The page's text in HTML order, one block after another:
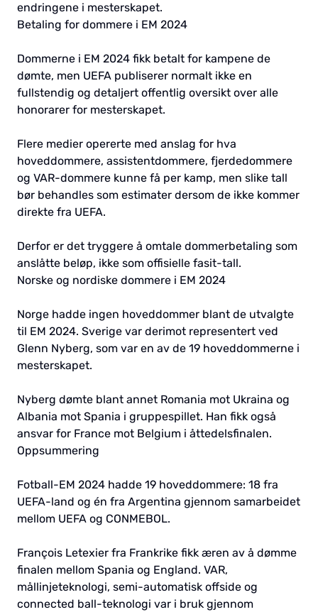
endringene i mesterskapet.
Betaling for dommere i EM 2024
Dommerne i EM 2024 fikk betalt for kampene de
dømte, men UEFA publiserer normalt ikke en
fullstendig og detaljert offentlig oversikt over alle
honorarer for mesterskapet.
Flere medier opererte med anslag for hva
hoveddommere, assistentdommere, fjerdedommere
og VAR-dommere kunne få per kamp, men slike tall
bør behandles som estimater dersom de ikke kommer
direkte fra UEFA.
Derfor er det tryggere å omtale dommerbetaling som
anslåtte beløp, ikke som offisielle fasit-tall.
Norske og nordiske dommere i EM 2024
Norge hadde ingen hoveddommer blant de utvalgte
til EM 2024. Sverige var derimot representert ved
Glenn Nyberg, som var en av de 19 hoveddommerne i
mesterskapet.
Nyberg dømte blant annet Romania mot Ukraina og
Albania mot Spania i gruppespillet. Han fikk også
ansvar for France mot Belgium i åttedelsfinalen.
Oppsummering
Fotball-EM 2024 hadde 19 hoveddommere: 18 fra
UEFA-land og én fra Argentina gjennom samarbeidet
mellom UEFA og CONMEBOL.
François Letexier fra Frankrike fikk æren av å dømme
finalen mellom Spania og England. VAR,
mållinjeteknologi, semi-automatisk offside og
connected ball-teknologi var i bruk gjennom